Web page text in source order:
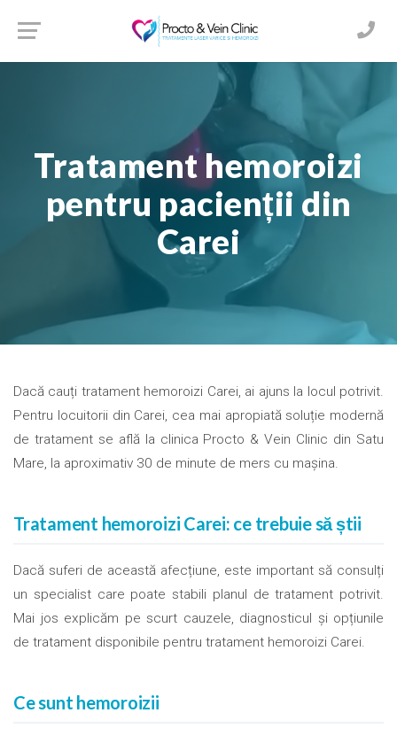
Tratament hemoroizi
pentru pacienții din
Carei
Dacă cauți tratament hemoroizi Carei, ai ajuns la locul potrivit.
Pentru locuitorii din Carei, cea mai apropiată soluție modernă
de tratament se află la clinica Procto & Vein Clinic din Satu
Mare, la aproximativ 30 de minute de mers cu mașina.
Tratament hemoroizi Carei: ce trebuie să știi
Dacă suferi de această afecțiune, este important să consulți
un specialist care poate stabili planul de tratament potrivit.
Mai jos explicăm pe scurt cauzele, diagnosticul și opțiunile
de tratament disponibile pentru tratament hemoroizi Carei.
Ce sunt hemoroizii